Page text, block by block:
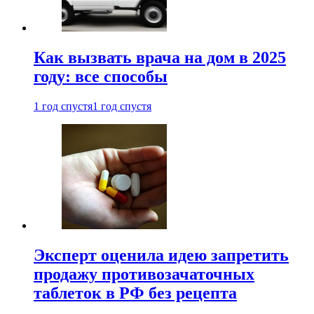
Как вызвать врача на дом в 2025
году: все способы
1 год спустя1 год спустя
Эксперт оценила идею запретить
продажу противозачаточных
таблеток в РФ без рецепта